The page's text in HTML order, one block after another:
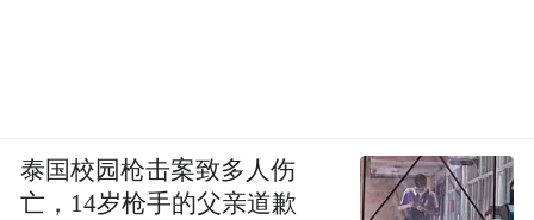
泰国校园枪击案致多人伤
亡，14岁枪手的父亲道歉